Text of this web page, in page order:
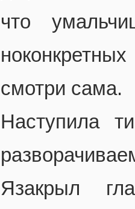
что
смотри сама.
Наступила
Язакрыл